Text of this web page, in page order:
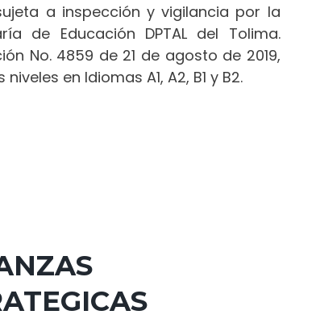
sujeta a inspección y vigilancia por la
de Educación DPTAL del Tolima.
No. 4859 de 21 de agosto de 2019,
en Idiomas A1, A2, B1 y B2.